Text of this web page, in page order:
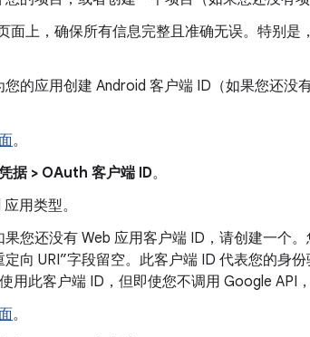
面上，确保所有信息完整且准确无误。特别是
您的应用创建 Android 客户端 ID（如果您还没
。
据 > OAuth 客户端 ID。
应用类型。
果您还没有 Web 应用客户端 ID，请创建一个
向 URI”字段留空。此客户端 ID 代表您的身
用此客户端 ID，但即使您不调用 Google API
。